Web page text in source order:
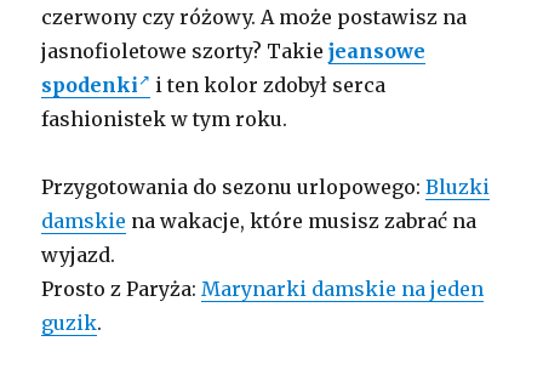
czerwony czy różowy. A może postawisz na
jasnofioletowe szorty? Takiejeansowe
spodenki
i ten kolor zdobył serca
fashionistek w tym roku.
Przygotowania do sezonu urlopowego:Bluzki
damskie na wakacje, które musisz zabrać na
wyjazd.
Prosto z Paryża: Marynarki damskie na jeden
guzik.